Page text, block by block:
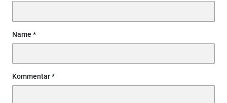
Name
Kommentar